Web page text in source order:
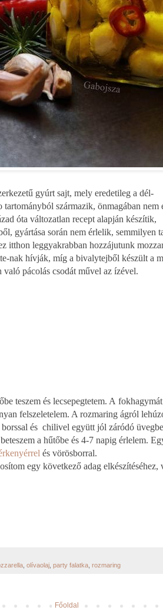
gyúrt sajt, mely eredetileg a dél-
tartományból származik, önmagában nem
óta változatlan recept alapján készítik,
gyártása során nem érlelik, semmilyen
itthon leggyakrabban hozzájutunk
nak hívják, míg a bivalytejből készült a
pácolás csodát művel az ízével.
teszem és lecsepegtetem. A
felszeletelem. A rozmaring ágról
és chilivel együtt jól záródó
a hűtőbe és 4-7 napig érlelem.
és vörösborral.
egy következő adag elkészítéséhez,
olívaolaj party falatka rozmaring
Főoldal